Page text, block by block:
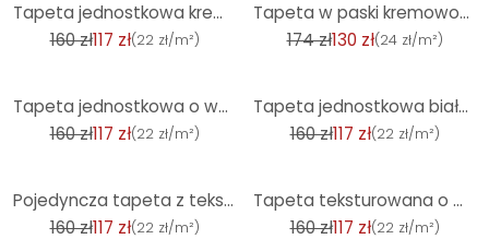
Tapeta jednostkowa kremowa - tapeta z włókniny o delikatnej fakturze do ciepłych pomieszczeń mieszka
160 zł117 zł(22 zł/m²)
Tapeta w paski kremowo-szara - Tapeta z włókniny z klasycznym wzorem w paski
174 zł130 zł(24 zł/m²)
Tapeta jednostkowa o wyglądzie lnu w kolorze jasnoniebieskim - tapeta teksturowana miękka elegancja
160 zł117 zł(22 zł/m²)
Tapeta jednostkowa biała - tapeta z włókniny o delikatnej fakturze i ponadczasowym wyglądzie
160 zł117 zł(22 zł/m²)
Pojedyncza tapeta z teksturą w kolorze beżowym - elegancka tapeta z włókniny
160 zł117 zł(22 zł/m²)
Tapeta teksturowana o wyglądzie lnu w kolorze ciemnoszarym - elegancka tapeta z włókniny
160 zł117 zł(22 zł/m²)